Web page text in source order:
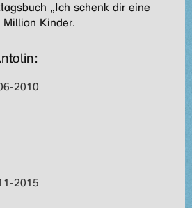
„Ich schenk dir eine
Kinder.
2010
2015